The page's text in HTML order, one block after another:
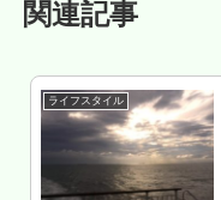
関連記事
ライフスタイル